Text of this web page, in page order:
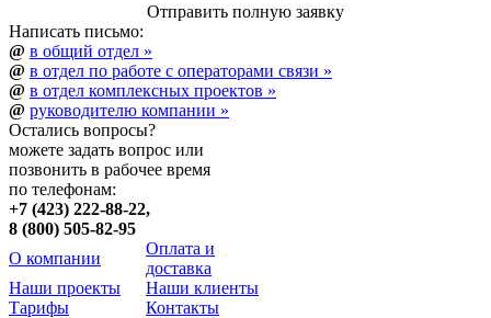
Отправить полную заявку
Написать письмо:
@ в общий отдел »
@ в отдел по работе с операторами связи »
@ в отдел комплексных проектов »
@ руководителю компании »
Остались вопросы?
можете задать вопрос или
позвонить в рабочее время
по телефонам:
+7 (423) 222-88-22,
8 (800) 505-82-95
О компании
Оплата и
доставка
Наши проекты
Наши клиенты
Тарифы
Контакты